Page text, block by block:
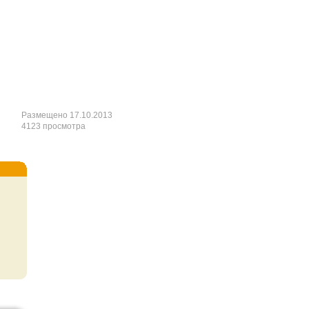
Размещено 17.10.2013
4123 просмотра